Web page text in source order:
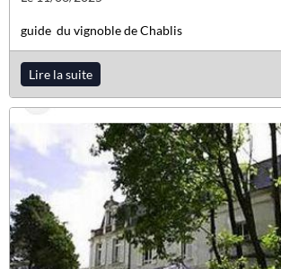
guide du vignoble de Chablis
Lire la suite